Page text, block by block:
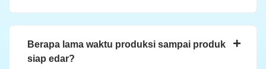
Berapa lama waktu produksi sampai produk
siap edar?